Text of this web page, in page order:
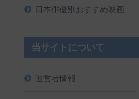
日本俳優別おすすめ映画
当サイトについて
運営者情報